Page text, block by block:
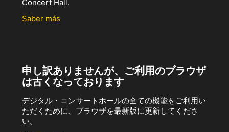
Concert Hall.
Saber más
申し訳ありませんが、ご利用のブラウザ
は古くなっております
デジタル・コンサートホールの全ての機能をご利用い
ただくために、ブラウザを最新版に更新してくださ
い。